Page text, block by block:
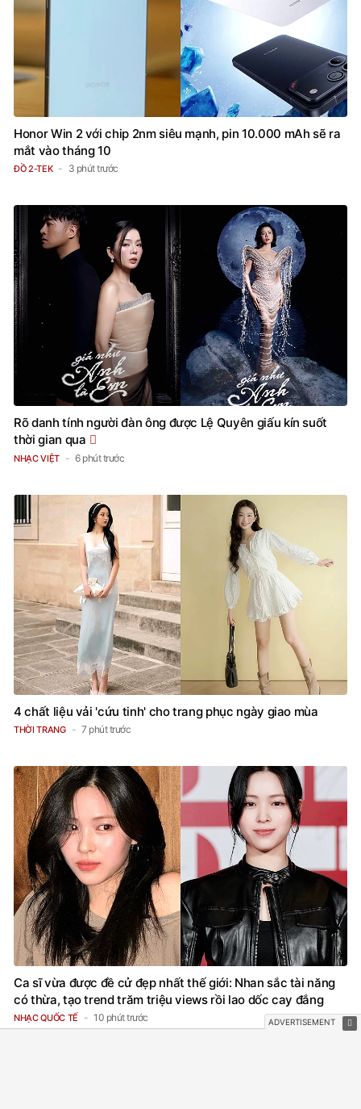
Honor Win 2 với chip 2nm siêu mạnh, pin 10.000 mAh sẽ ra
mắt vào tháng 10
ĐỒ 2-TEK 3 phút trước
Rõ danh tính người đàn ông được Lệ Quyên giấu kín suốt
thời gian qua
NHẠC VIỆT 6 phút trước
4 chất liệu vải 'cứu tinh' cho trang phục ngày giao mùa
THỜI TRANG 7 phút trước
Ca sĩ vừa được đề cử đẹp nhất thế giới: Nhan sắc tài năng
có thừa, tạo trend trăm triệu views rồi lao dốc cay đắng
NHẠC QUỐC TẾ 10 phút trước